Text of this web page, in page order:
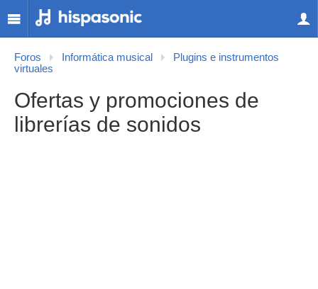
Foros Informática musical
Plugins e instrumentos
virtuales
Ofertas y promociones de
librerías de sonidos